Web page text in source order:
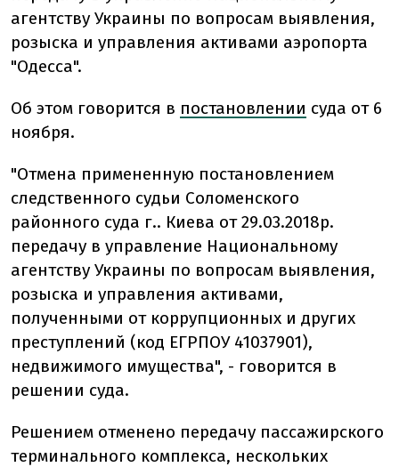
агентству Украины по вопросам выявления,
розыска и управления активами аэропорта
"Одесса".
Об этом говорится в постановлении суда от 6
ноября.
"Отмена примененную постановлением
следственного судьи Соломенского
районного суда г.. Киева от 29.03.2018р.
передачу в управление Национальному
агентству Украины по вопросам выявления,
розыска и управления активами,
полученными от коррупционных и других
преступлений (код ЕГРПОУ 41037901),
недвижимого имущества", - говорится в
решении суда.
Решением отменено передачу пассажирского
терминального комплекса, нескольких